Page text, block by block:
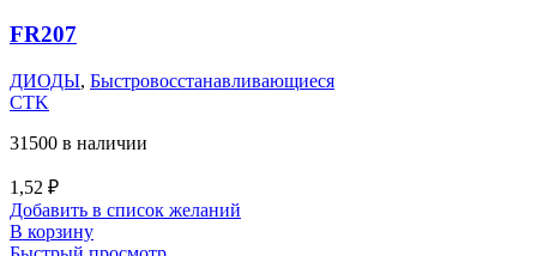
FR207
ДИОДЫ, Быстровосстанавливающиеся
CTK
31500 в наличии
1,52 ₽
Добавить в список желаний
В корзину